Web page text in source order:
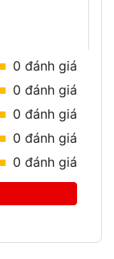
0 đánh giá
0 đánh giá
0 đánh giá
0 đánh giá
0 đánh giá